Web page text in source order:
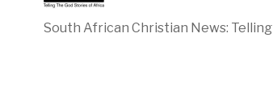
South African Christian News: